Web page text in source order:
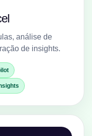
análise de
de insights.